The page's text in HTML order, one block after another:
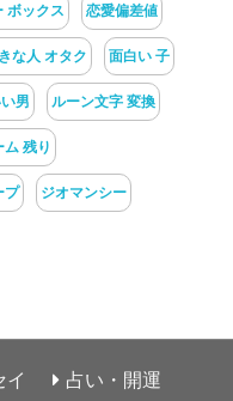
ボックス 恋愛偏差値
な人 オタク 面白い 子
男 ルーン文字 変換
残り
プ ジオマンシー
イ
占い・開運